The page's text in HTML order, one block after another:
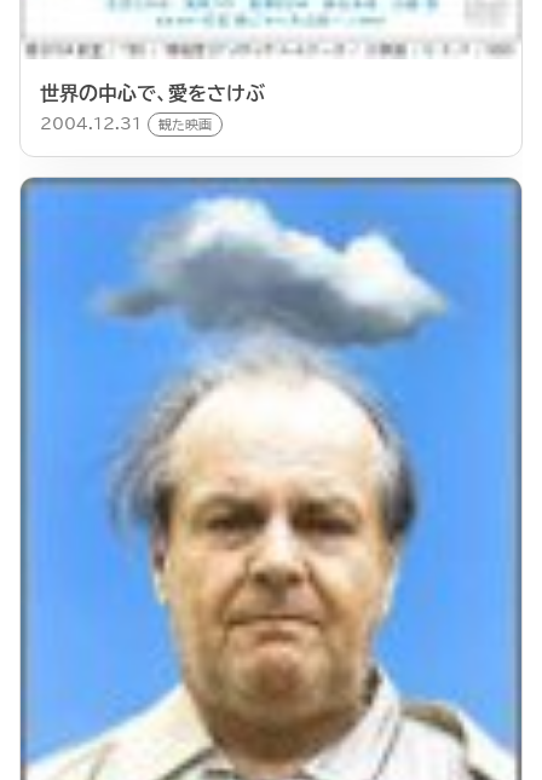
世界の中心で、愛をさけぶ
2004.12.31 観た映画